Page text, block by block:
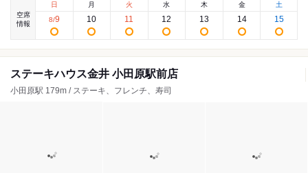
空席
情報
日
8/9
月
10
火
11
水
12
木
13
金
14
土
15
ステーキハウス金井 小田原駅前店
小田原駅 179m / ステーキ、フレンチ、寿司